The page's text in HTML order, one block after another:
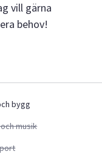
vill gärna
behov!
bygg
musik